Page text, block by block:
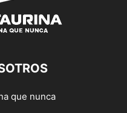
que nunca